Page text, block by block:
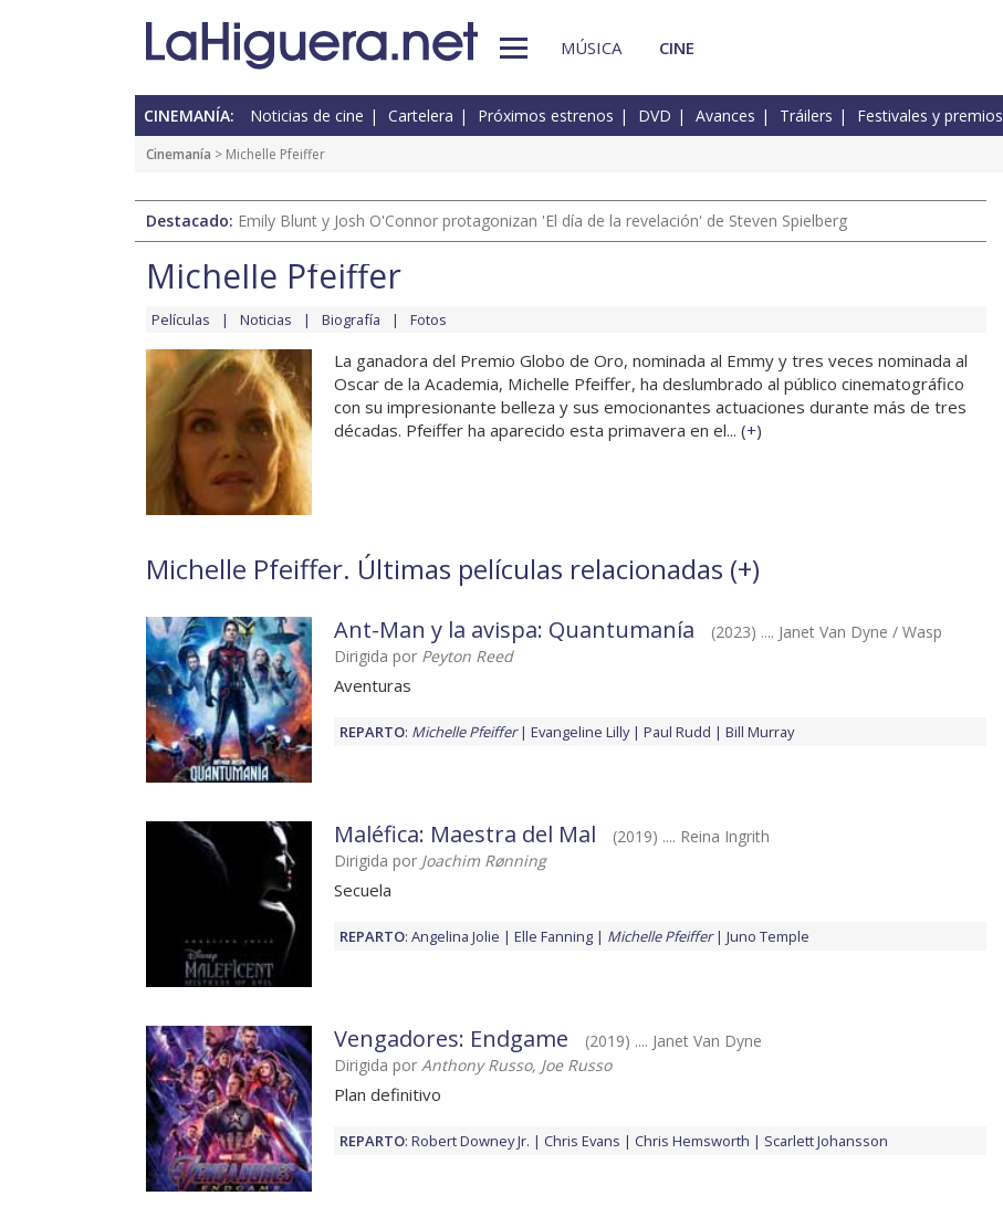
MÚSICA CINE
CINEMANÍA: Noticias de cine Cartelera Próximos estrenos DVD Avances Tráilers Festivales y premios
Cinemanía > Michelle Pfeiffer
Destacado: Emily Blunt y Josh O'Connor protagonizan 'El día de la revelación' de Steven Spielberg
Michelle Pfeiffer
Películas Noticias Biografía Fotos
La ganadora del Premio Globo de Oro, nominada al Emmy y tres veces nominada al
Oscar de la Academia, Michelle Pfeiffer, ha deslumbrado al público cinematográfico
con su impresionante belleza y sus emocionantes actuaciones durante más de tres
décadas. Pfeiffer ha aparecido esta primavera en el... (+)
Michelle Pfeiffer. Últimas películas relacionadas (+)
Ant-Man y la avispa: Quantumanía
(2023) .... Janet Van Dyne / Wasp
Dirigida por Peyton Reed
Aventuras
REPARTO: Michelle Pfeiffer Evangeline Lilly Paul Rudd Bill Murray
Maléfica: Maestra del Mal
(2019) .... Reina Ingrith
Dirigida por Joachim Rønning
Secuela
REPARTO: Angelina Jolie Elle Fanning Michelle Pfeiffer Juno Temple
Vengadores: Endgame
(2019) .... Janet Van Dyne
Dirigida por Anthony Russo, Joe Russo
Plan definitivo
REPARTO: Robert Downey Jr. Chris Evans Chris Hemsworth Scarlett Johansson